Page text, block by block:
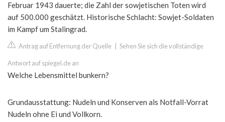
Februar 1943 dauerte; die Zahl der sowjetischen Toten wird
auf 500.000 geschätzt. Historische Schlacht: Sowjet-Soldaten
im Kampf um Stalingrad.
Antrag auf Entfernung der Quelle Sehen Sie sich die vollständige
Antwort auf spiegel.de an
Welche Lebensmittel bunkern?
Grundausstattung: Nudeln und Konserven als Notfall-Vorrat
Nudeln ohne Ei und Vollkorn.